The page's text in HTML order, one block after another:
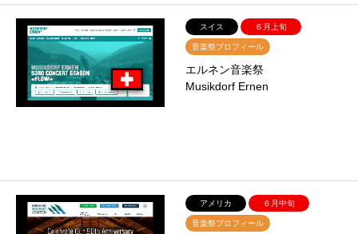
スイス ６月上旬
音楽祭プロフィール
エルネン音楽祭
Musikdorf Ernen
アメリカ ６月中旬
音楽祭プロフィール